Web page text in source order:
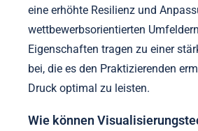
eine erhöhte Resilienz und
wettbewerbsorientierten
Eigenschaften tragen zu einer
bei, die es den Praktizierenden
Druck optimal zu leisten.
Wie können